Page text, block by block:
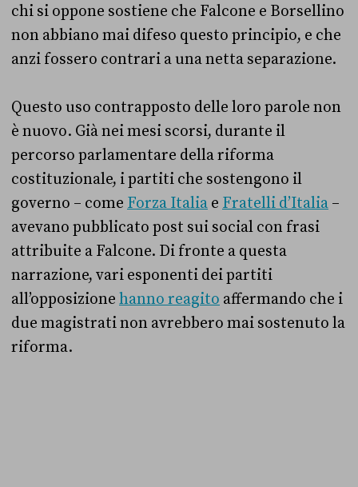
chi si oppone sostiene che Falcone e Borsellino
non abbiano mai difeso questo principio, e che
anzi fossero contrari a una netta separazione.
Questo uso contrapposto delle loro parole non
è nuovo. Già nei mesi scorsi, durante il
percorso parlamentare della riforma
costituzionale, i partiti che sostengono il
governo – come Forza Italia e Fratelli d’Italia –
avevano pubblicato post sui social con frasi
attribuite a Falcone. Di fronte a questa
narrazione, vari esponenti dei partiti
all’opposizione hanno reagito affermando che i
due magistrati non avrebbero mai sostenuto la
riforma.